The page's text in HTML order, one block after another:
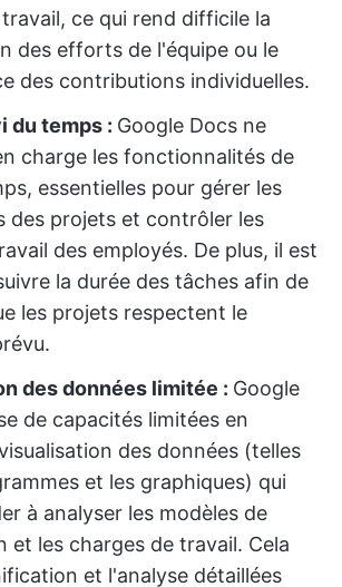
ce qui rend difficile la
des efforts de l'équipe ou le
des contributions individuelles.
du temps : Google Docs ne
charge les fonctionnalités de
essentielles pour gérer les
des projets et contrôler les
des employés. De plus, il est
la durée des tâches afin de
les projets respectent le
des données limitée : Google
de capacités limitées en
des données (telles
et les graphiques) qui
à analyser les modèles de
et les charges de travail. Cela
et l'analyse détaillées